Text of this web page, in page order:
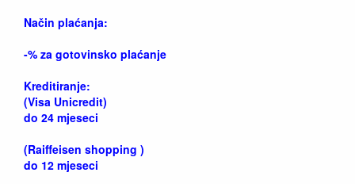
Način plaćanja:
-% za gotovinsko plaćanje
Kreditiranje:
(Visa Unicredit)
do 24 mjeseci
(Raiffeisen shopping )
do 12 mjeseci